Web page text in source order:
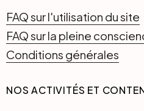
FAQ sur l'utilisation du site
FAQ sur la pleine
Conditions générales
NOS ACTIVITÉS ET